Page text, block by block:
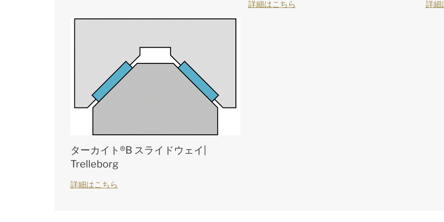
詳細はこちら 詳細
ターカイト®B スライドウェイ|
Trelleborg
詳細はこちら